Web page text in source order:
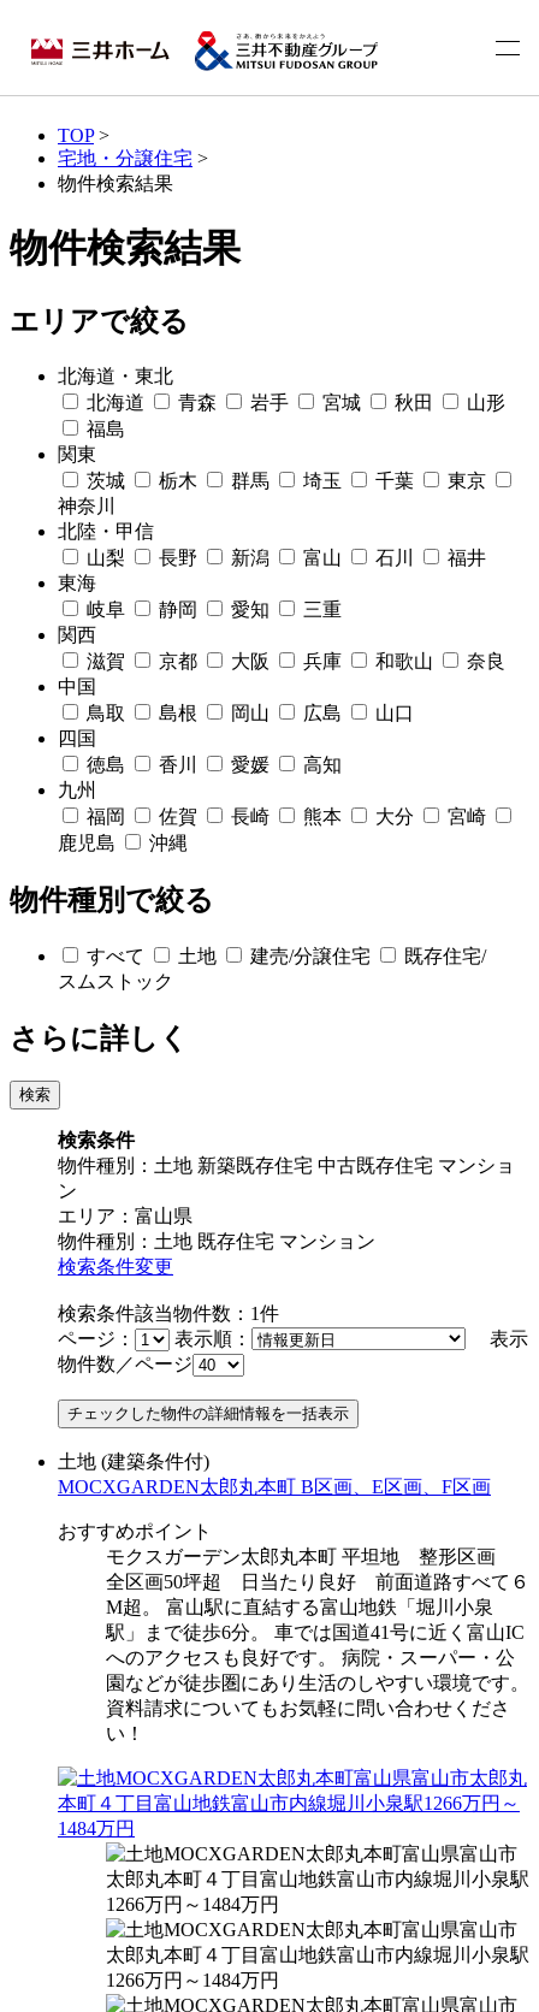
TOP>
宅地・分譲住宅 >
物件検索結果
物件検索結果
エリアで絞る
北海道・東北
北海道
青森 岩手 宮城 秋田
山形
福島
関東
茨城
栃木 群馬 埼玉 千葉
東京
神奈川
北陸・甲信
山梨
長野 新潟 富山 石川
福井
東海
岐阜
静岡 愛知
三重
関西
滋賀
京都 大阪 兵庫 和歌山
奈良
中国
鳥取
島根 岡山 広島
山口
四国
徳島
香川 愛媛
高知
九州
福岡
佐賀 長崎 熊本 大分
宮崎
鹿児島
沖縄
物件種別で絞る
すべて 土地 建売/分譲住宅
既存住宅/
スムストック
さらに詳しく
検索条件
物件種別：土地 新築既存住宅 中古既存住宅 マンショ
ン
エリア：富山県
物件種別：土地 既存住宅 マンション
検索条件変更
検索条件該当物件数： 1件
ページ：
表示順：
表示
物件数／ページ
土地 (建築条件付)
MOCXGARDEN太郎丸本町 B区画、E区画、F区画
おすすめポイント
モクスガーデン太郎丸本町 平坦地 整形区画
全区画50坪超 日当たり良好 前面道路すべて６
M超。 富山駅に直結する富山地鉄「堀川小泉
駅」まで徒歩6分。 車では国道41号に近く富山IC
へのアクセスも良好です。 病院・スーパー・公
園などが徒歩圏にあり生活のしやすい環境です。
資料請求についてもお気軽に問い合わせくださ
い！